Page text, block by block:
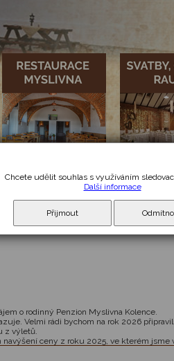
o rodinný Penzion Myslivna Kolence.
Velmi rádi bychom na rok 2026
z výletů.
navýšení ceny z roku 2025, ve kterém
Chcete udělit souhlas s využíváním
Další informace
Přijmout